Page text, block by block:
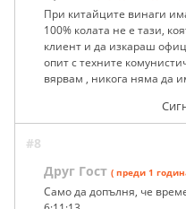
При китайците винаги
100% колата не е тази,
клиент и да изкараш
опит с техните
вярвам , никога няма да
#8
Друг Гост ( преди 1
Само да допълня, че